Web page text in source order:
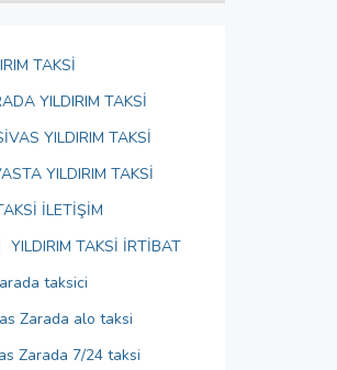
TAKSİ
YILDIRIM TAKSİ
YILDIRIM TAKSİ
YILDIRIM TAKSİ
İLETİŞİM
YILDIRIM TAKSİ İRTİBAT
taksici
Zarada alo taksi
Zarada 7/24 taksi